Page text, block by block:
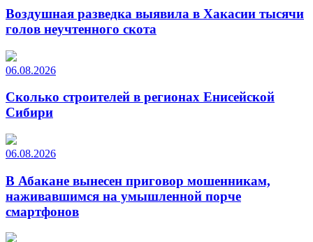
Воздушная разведка выявила в Хакасии тысячи
голов неучтенного скота
06.08.2026
Сколько строителей в регионах Енисейской
Сибири
06.08.2026
В Абакане вынесен приговор мошенникам,
наживавшимся на умышленной порче
смартфонов